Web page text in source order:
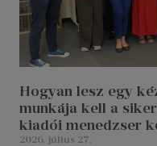
Hogyan lesz egy
munkája kell a
kiadói menedzser
2026. július 27.